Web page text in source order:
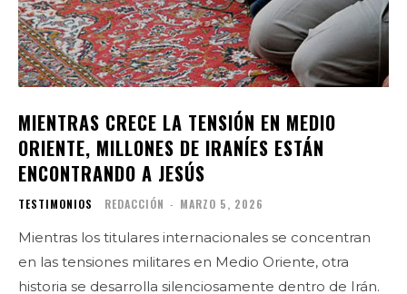
MIENTRAS CRECE LA TENSIÓN EN MEDIO
ORIENTE, MILLONES DE IRANÍES ESTÁN
ENCONTRANDO A JESÚS
TESTIMONIOS REDACCIÓN - MARZO 5, 2026
Mientras los titulares internacionales se concentran
en las tensiones militares en Medio Oriente, otra
historia se desarrolla silenciosamente dentro de Irán.